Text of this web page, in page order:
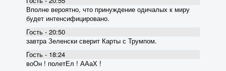
Вполне вероятно, что принуждение одичалых к миру
будет интенсифицировано.
Гость - 20:50
завтра Зеленски сверит Карты с Трумпом.
Гость - 18:24
воОн ! полетЕл ! ААаХ !